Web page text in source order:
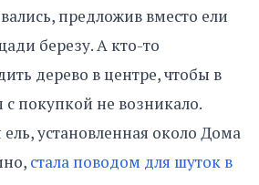
предложив вместо ели
березу. А кто-то
дерево в центре, чтобы в
покупкой не возникало.
установленная около Дома
стала поводом для шуток в